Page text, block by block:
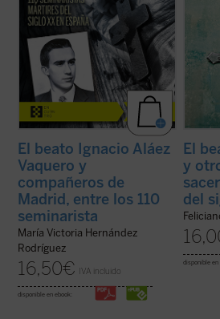
El beato Ignacio Aláez
Vaquero y
compañeros de
Madrid, entre los 110
seminarista
María Victoria Hernández
Rodríguez
16,50€ IVA incluido
disponible en ebook:
El
y
del
disponible en